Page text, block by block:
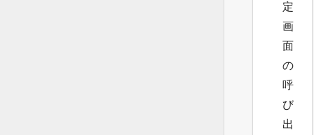
定
画
面
の
呼
び
出